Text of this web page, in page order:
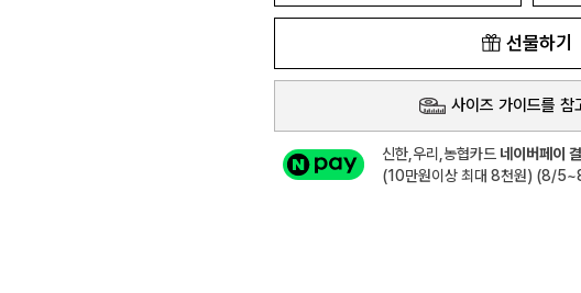
선물하기
사이즈 가이드를 참
신한,우리,농협카드 네이버페이
(10만원이상 최대 8천원) (8/